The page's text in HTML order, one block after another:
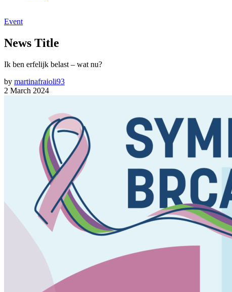
Event
News Title
Ik ben erfelijk belast – wat nu?
by martinafraioli93
2 March 2024